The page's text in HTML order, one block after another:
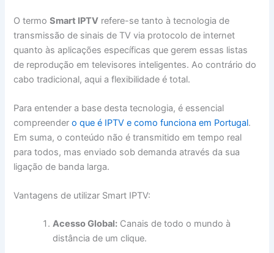
O termoSmart IPTV refere-se tanto à tecnologia de
transmissão de sinais de TV via protocolo de internet
quanto às aplicações específicas que gerem essas listas
de reprodução em televisores inteligentes. Ao contrário do
cabo tradicional, aqui a flexibilidade é total.
Para entender a base desta tecnologia, é essencial
compreendero que é IPTV e como funciona em Portugal.
Em suma, o conteúdo não é transmitido em tempo real
para todos, mas enviado sob demanda através da sua
ligação de banda larga.
Vantagens de utilizar Smart IPTV:
Acesso Global: Canais de todo o mundo à
distância de um clique.